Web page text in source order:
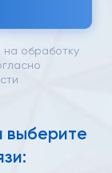
на обработку
выберите